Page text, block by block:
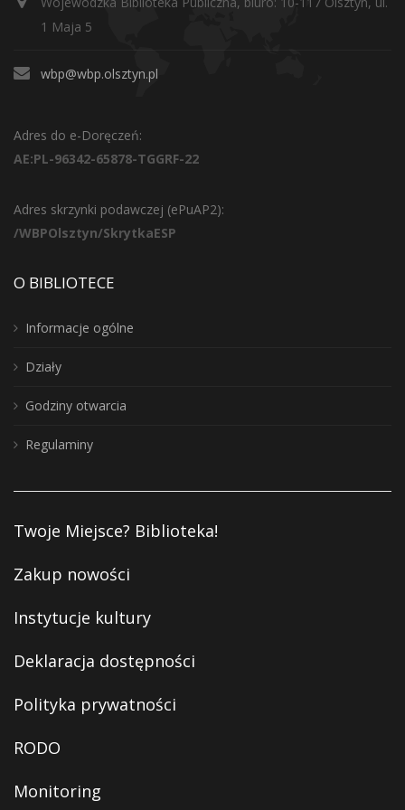
1 Maja 5
wbp@wbp.olsztyn.pl
Adres do e-Doręczeń:
AE:PL-96342-65878-TGGRF-22
Adres skrzynki podawczej (ePuAP2):
/WBPOlsztyn/SkrytkaESP
O BIBLIOTECE
Informacje ogólne
Działy
Godziny otwarcia
Regulaminy
Twoje Miejsce? Biblioteka!
Zakup nowości
Instytucje kultury
Deklaracja dostępności
Polityka prywatności
RODO
Monitoring